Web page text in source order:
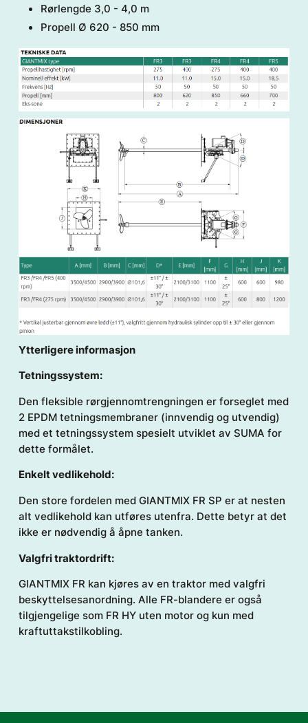
Rørlengde 3,0 - 4,0 m
Propell Ø 620 - 850 mm
Ytterligere informasjon
Tetningssystem:
Den fleksible rørgjennomtrengningen er forseglet med
2 EPDM tetningsmembraner (innvendig og utvendig)
med et tetningssystem spesielt utviklet av SUMA for
dette formålet.
Enkelt vedlikehold:
Den store fordelen med GIANTMIX FR SP er at nesten
alt vedlikehold kan utføres utenfra. Dette betyr at det
ikke er nødvendig å åpne tanken.
Valgfri traktordrift:
GIANTMIX FR kan kjøres av en traktor med valgfri
beskyttelsesanordning. Alle FR-blandere er også
tilgjengelige som FR HY uten motor og kun med
kraftuttakstilkobling.